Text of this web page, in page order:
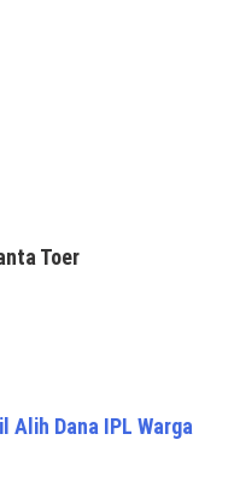
Toer
Alih Dana IPL Warga